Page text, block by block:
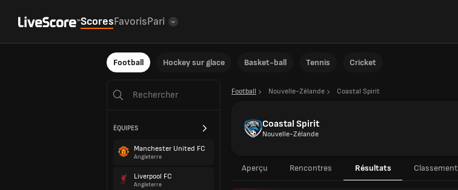
ScoresFavorisPari
Football Hockey sur glace Basket-ball Tennis Cricket
ÉQUIPES
Manchester United FC
Angleterre
Liverpool FC
Angleterre
Football Nouvelle-Zélande Coastal Spirit
Coastal Spirit
Nouvelle-Zélande
Aperçu Rencontres Résultats Classement